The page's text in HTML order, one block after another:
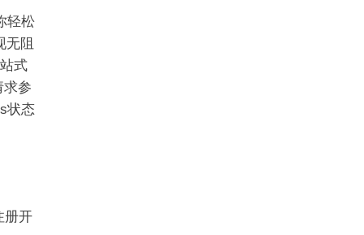
轻松
无阻
式
求参
状态
册开